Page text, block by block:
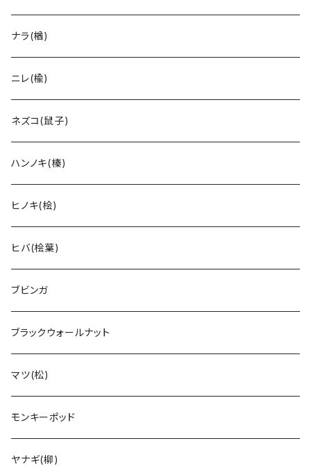
ナラ(楢)
ニレ(楡)
ネズコ(鼠子)
ハンノキ(榛)
ヒノキ(桧)
ヒバ(桧葉)
ブビンガ
ブラックウォールナット
マツ(松)
モンキーポッド
ヤナギ(柳)